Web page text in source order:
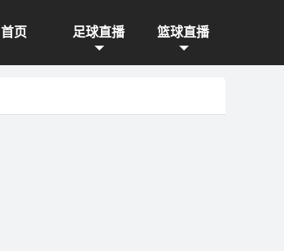
首页 足球直播 篮球直播